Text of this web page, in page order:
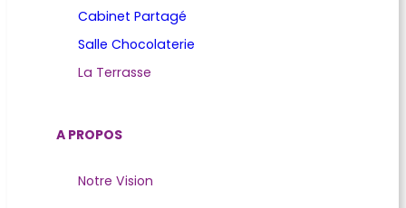
Cabinet Partagé
Salle Chocolaterie
La Terrasse
A PROPOS
Notre Vision